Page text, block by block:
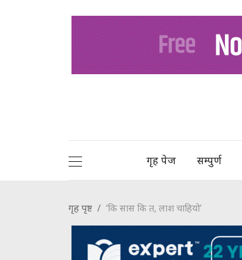
गृह पेज सम्पुर्ण
गृह पृष्ट ‘कि सास कि त, लाश चाहियो’